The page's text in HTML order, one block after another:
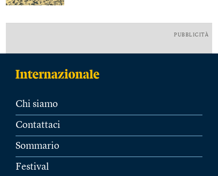
PUBBLICITÀ
Chi siamo
Contattaci
Sommario
Festival